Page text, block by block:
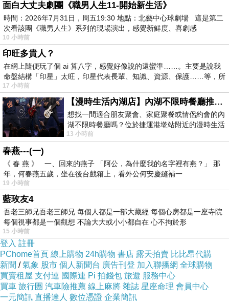
◎原味月亮蝦餅
月亮蝦餅是瓦城排行榜
果然名不虛傳呢！
外層薄脆、內層鮮蝦非常Q彈
【小知識】
你知道月亮蝦餅不是泰國人發明的嗎？
月亮蝦餅其實是台灣人發明的～
而且從台灣紅過去泰國的唷
面白大丈夫劇團《職男人生11-開始新生活》
時間：2026年7月31日，周五19:30 地點：北藝中心球劇場 這是第二
次看該團《職男人生》系列的現場演出，感覺新鮮度、喜劇感
10 小時前
印旺多貴人？
在網上隨便玩了個 ai 算八字，感覺好像說的還蠻準……。主要是說我
命盤結構「印星」太旺，印星代表長輩、知識、資源、保護……等，所
17 小時前
【漫時生活內湖店】內湖不限時餐廳推薦｜捷運港墘站美食，聚餐、約會、家庭聚會首選，正餐甜點一次滿足
想找一間適合朋友聚會、家庭聚餐或情侶約會的內
湖不限時餐廳嗎？位於捷運港墘站附近的漫時生活
內湖店，從捷運站步行約4分鐘即可抵
13 小時前
春燕---(一)
《 春 燕 》 一、回來的燕子 「阿公，為什麼我的名字裡有燕？」 那
年，何春燕五歲，坐在後台戲箱上，看外公何安慶縫補一
19 小時前
藍玫友4
吾老三師兄吾老三師兄 每個人都是一部大藏經 每個心房都是一座寺院
每個視事都是一個觀想 不論大大或小小都自在 心不拘於形
15 小時前
登入 註冊
PChome首頁 線上購物 24h購物 書店 露天拍賣 比比昂代購
新聞 /氣象 股市 個人新聞台 廣告刊登 加入聯播網 全球購物
買賣租屋 支付連 國際連 Pi 拍錢包 旅遊 服務中心
買車 旅行團 汽車險推薦 線上麻將 雜誌 星座命理 會員中心
一元簡訊 直播達人 數位憑證 企業簡訊